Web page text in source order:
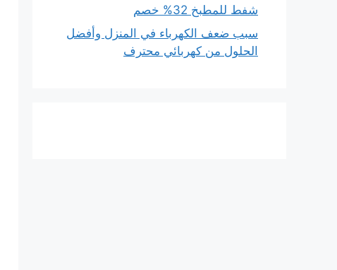
شفط للمطبخ 32% خصم
سبب ضعف الكهرباء في المنزل وأفضل
الحلول من كهربائي محترف